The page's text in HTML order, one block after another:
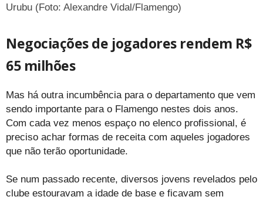
Urubu (Foto: Alexandre Vidal/Flamengo)
Negociações de jogadores rendem R$
65 milhões
Mas há outra incumbência para o departamento que vem
sendo importante para o Flamengo nestes dois anos.
Com cada vez menos espaço no elenco profissional, é
preciso achar formas de receita com aqueles jogadores
que não terão oportunidade.
Se num passado recente, diversos jovens revelados pelo
clube estouravam a idade de base e ficavam sem